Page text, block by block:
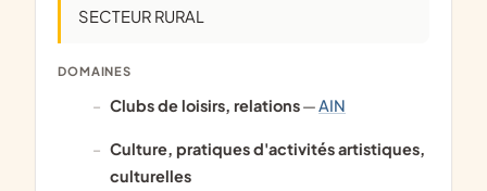
SECTEUR RURAL
DOMAINES
clubs de loisirs, relations—AIN
culture, pratiques d'activités artistiques,
culturelles